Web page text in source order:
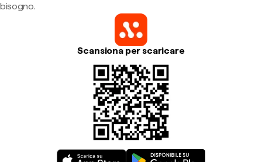
bisogno.
Scansiona per scaricare